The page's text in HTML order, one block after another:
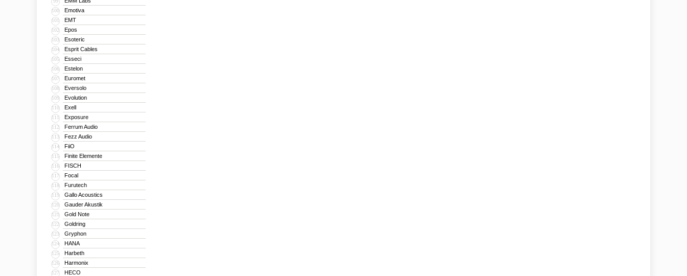
100 Emotiva
101 EMT
102 Epos
103 Esoteric
104 Esprit Cables
105 Esseci
106 Estelon
107 Euromet
108 Eversolo
109 Evolution
110 Exell
111 Exposure
112 Ferrum Audio
113 Fezz Audio
114 FiiO
115 Finite Elemente
116 FISCH
117 Focal
118 Furutech
119 Gallo Acoustics
120 Gauder Akustik
121 Gold Note
122 Goldring
123 Gryphon
124 HANA
125 Harbeth
126 Harmonix
127 HECO